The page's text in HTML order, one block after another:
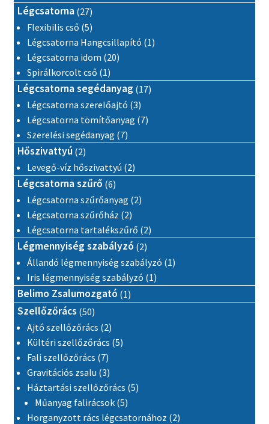
Légcsatorna 2727 termék
Flexibilis cső 55 termék
Légcsatorna Hangcsillapító 11 termék
Légcsatorna idom 2020 termék
Spirálkorcolt cső 11 termék
Légcsatorna segédanyag 1717 termék
Légcsatorna szerelőajtó 33 termék
Légcsatorna tömítőanyag 77 termék
Szerelési segédanyag 77 termék
Hőszivattyú 22 termék
Levegő-víz hőszivattyú 22 termék
Légcsatorna szűrő 66 termék
Légcsatorna szűrőanyag 22 termék
Légcsatorna szűrőház 22 termék
Légcsatorna tartalékszűrő 22 termék
Légmennyiség szabályzó 22 termék
Állandó légmennyiség szabályzó 11 termék
Iris légmennyiség szabályzó 11 termék
Belimo Zsalumozgató 11 termék
Szellőzőrács 5050 termék
Ajtó szellőzőrács 22 termék
Kültéri szellőzőrács 55 termék
Fali szellőzőrács 77 termék
Gravitációs zsalu 33 termék
Háztartási szellőzőrács 55 termék
Műanyag falirácsok 55 termék
Horganyzott rács légcsatornához 22 termék